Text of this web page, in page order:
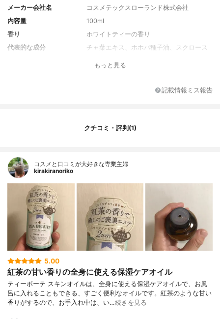
メーカー会社名
コスメテックスローランド株式会社
内容量
100ml
香り
ホワイトティーの香り
代表的な成分
チャ葉エキス、ホホバ種子油、スクロース
もっと見る
記載情報ミス報告
クチコミ・評判(1)
コスメと口コミが大好きな専業主婦
kirakiranoriko
5.00
紅茶の甘い香りの全身に使える保湿ケアオイル
ティーボーテ スキンオイルは、全身に使える保湿ケアオイルで、お風
呂に入れることもできる、すごく便利なオイルです。紅茶のような甘い
香りがするので、お手入れ中は、い…続きを見る